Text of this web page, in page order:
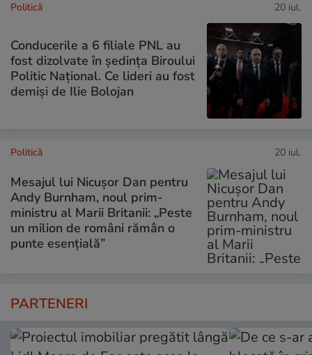
Politică 20 iul.
Conducerile a 6 filiale PNL au
fost dizolvate în ședința Biroului
Politic Național. Ce lideri au fost
demiși de Ilie Bolojan
Politică 20 iul.
Mesajul lui Nicușor Dan pentru
Andy Burnham, noul prim-
ministru al Marii Britanii: „Peste
un milion de români rămân o
punte esențială”
PARTENERI